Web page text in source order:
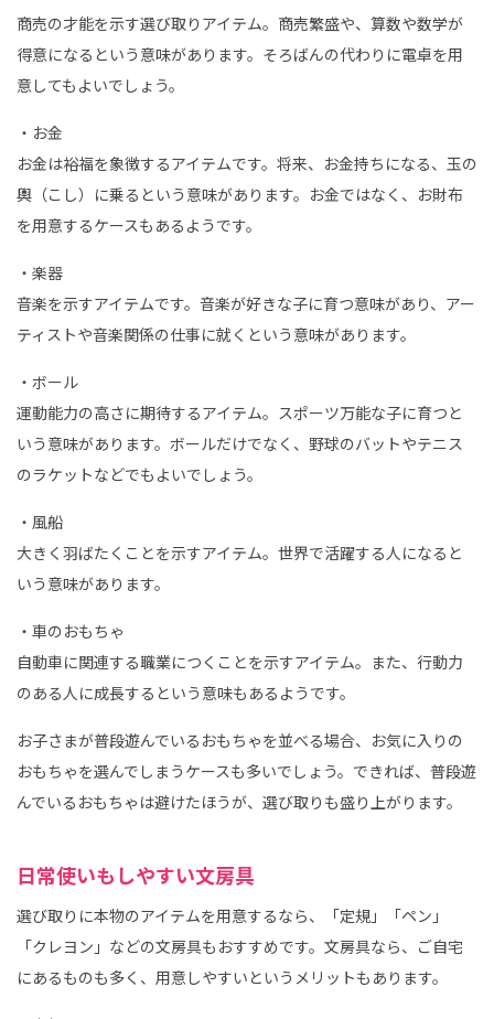
商売の才能を示す選び取りアイテム。商売繁盛や、算数や数学が
得意になるという意味があります。そろばんの代わりに電卓を用
意してもよいでしょう。
・お金
お金は裕福を象徴するアイテムです。将来、お金持ちになる、玉の
輿（こし）に乗るという意味があります。お金ではなく、お財布
を用意するケースもあるようです。
・楽器
音楽を示すアイテムです。音楽が好きな子に育つ意味があり、アー
ティストや音楽関係の仕事に就くという意味があります。
・ボール
運動能力の高さに期待するアイテム。スポーツ万能な子に育つと
いう意味があります。ボールだけでなく、野球のバットやテニス
のラケットなどでもよいでしょう。
・風船
大きく羽ばたくことを示すアイテム。世界で活躍する人になると
いう意味があります。
・車のおもちゃ
自動車に関連する職業につくことを示すアイテム。また、行動力
のある人に成長するという意味もあるようです。
お子さまが普段遊んでいるおもちゃを並べる場合、お気に入りの
おもちゃを選んでしまうケースも多いでしょう。できれば、普段遊
んでいるおもちゃは避けたほうが、選び取りも盛り上がります。
日常使いもしやすい文房具
選び取りに本物のアイテムを用意するなら、「定規」「ペン」
「クレヨン」などの文房具もおすすめです。文房具なら、ご自宅
にあるものも多く、用意しやすいというメリットもあります。